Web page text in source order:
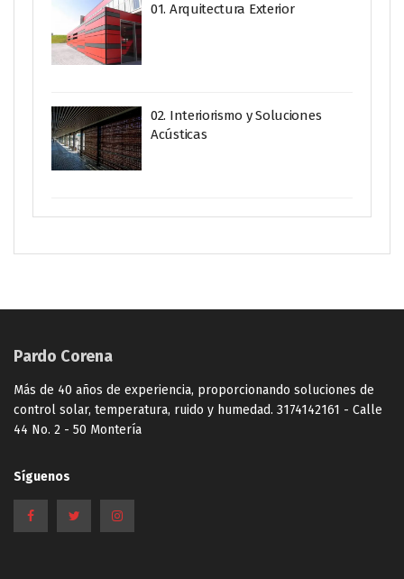
01. Arquitectura Exterior
02. Interiorismo y Soluciones
Acústicas
Pardo Corena
Más de 40 años de experiencia, proporcionando soluciones de
control solar, temperatura, ruido y humedad. 3174142161 - Calle
44 No. 2 - 50 Montería
Síguenos